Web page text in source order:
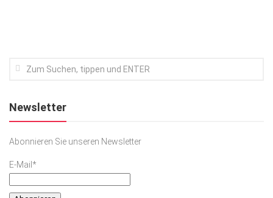
SACHSEN IN PARIS
Newsletter
Abonnieren Sie unseren Newsletter
E-Mail*